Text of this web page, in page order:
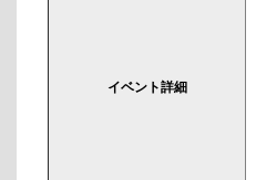
イベント詳細